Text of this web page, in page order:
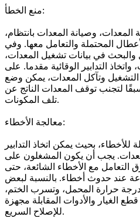
منع الخطأ:
وصيانة المعدات بانتظام،
المحتملة والتعامل معها. وفي
والبحث في بيانات تشغيل المعدات،
التدابير الوقائية مقدما. على
التشغيل وتآكل المعدات، يمكن وضع
لتجنب توقف المعدات الناتج عن
تلف المكونات.
معالجة الأخطاء:
بحيث يمكن اتخاذ التدابير
يجب أن يكون المشغلون على
التعامل مع الأخطاء الشائعة، حتى
عند حدوث أخطاء. بالنسبة لبعض
درجة حرارة المحمل، وتسرب الختم،
الغيار والأدوات المقابلة مجهزة
للإصلاح السريع.